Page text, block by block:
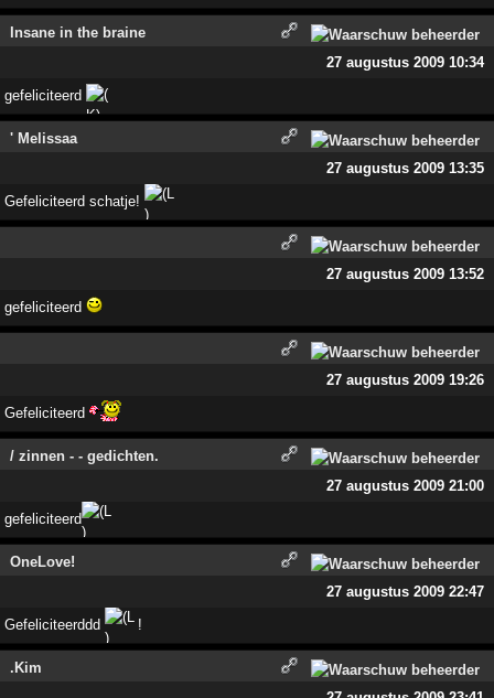
Insane in the braine
27 augustus 2009 10:34
gefeliciteerd
' Melissaa
27 augustus 2009 13:35
Gefeliciteerd schatje!
27 augustus 2009 13:52
gefeliciteerd
27 augustus 2009 19:26
Gefeliciteerd
/ zinnen - - gedichten.
27 augustus 2009 21:00
gefeliciteerd
OneLove!
27 augustus 2009 22:47
Gefeliciteerddd !
.Kim